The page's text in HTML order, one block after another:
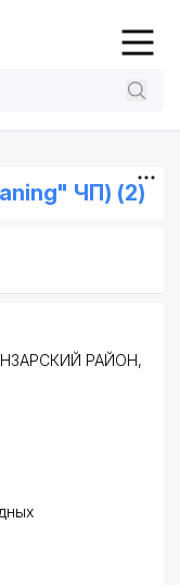
ЧП) (2)
РАЙОН,